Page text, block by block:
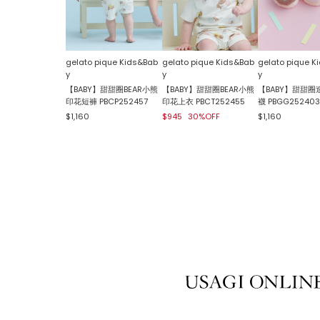
gelato pique Kids&Bab
y
【BABY】甜甜圈BEAR小熊
印花短褲 PBCP252457
$1,160
gelato pique Kids&Bab
y
【BABY】甜甜圈BEAR小熊
印花上衣 PBCT252455
$945 30%OFF
gelato pique
y
【BABY】甜甜
襪 PBGG252403
$1,160